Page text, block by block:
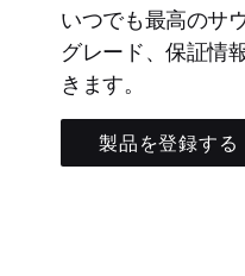
いつでも最高のサ
グレード、保証情
きます。
製品を登録する